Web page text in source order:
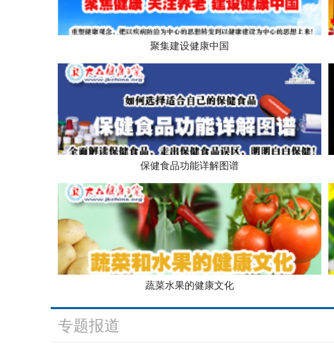
聚集建设健康中国
保健食品功能详解图谱
蔬菜水果的健康文化
专题报道